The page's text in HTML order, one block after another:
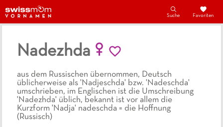
Suche Favoriten
Nadezhda
aus dem Russischen übernommen, Deutsch
üblicherweise als 'Nadjeschda' bzw. 'Nadeschda'
umschrieben, im Englischen ist die Umschreibung
'Nadezhda' üblich, bekannt ist vor allem die
Kurzform 'Nadja' nadeschda = die Hoffnung
(Russisch)